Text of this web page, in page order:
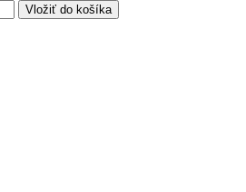
Vložiť do košíka